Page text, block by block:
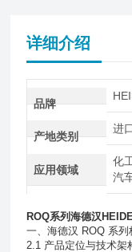
详细介绍
品牌
产地类别
进
应用领域
化
汽
ROQ系列海德汉
一、海德汉 ROQ 系列
2.1 产品定位与技术架